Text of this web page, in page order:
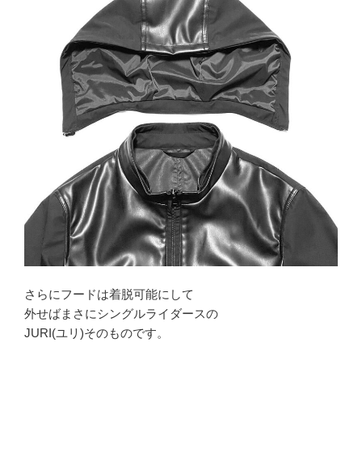
さらにフードは着脱可能にして
外せばまさにシングルライダースの
JURI(ユリ)そのものです。